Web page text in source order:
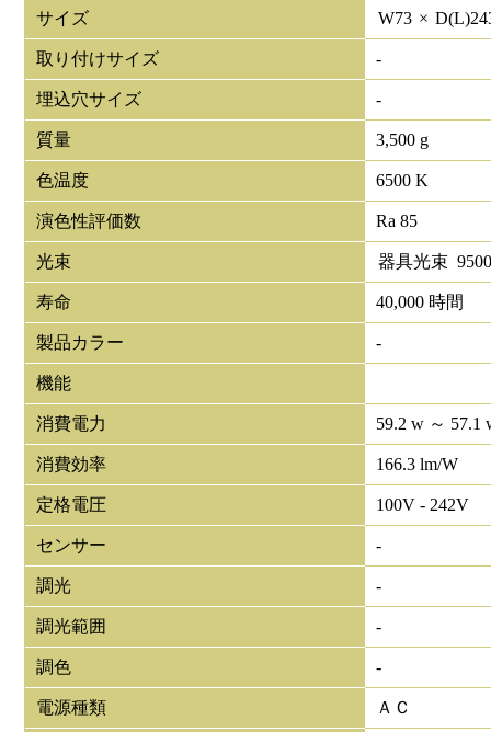
サイズ W73 × D(L)
取り付けサイズ -
埋込穴サイズ -
質量 3,500 g
色温度 6500 K
演色性評価数 Ra 85
光束 器具光束
寿命 40,000 時間
製品カラー -
機能
消費電力 59.2 w ～ 57.1
消費効率 166.3 lm/W
定格電圧 100V - 242V
センサー -
調光 -
調光範囲 -
調色 -
電源種類 ＡＣ